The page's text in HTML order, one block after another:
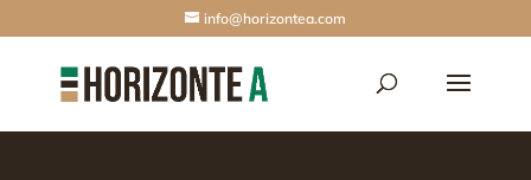
info@horizontea.com